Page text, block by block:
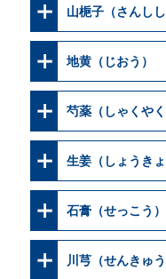
山梔子（さんしし
地黄（じおう）
芍薬（しゃくやく
生姜（しょうきょ
石膏（せっこう）
川芎（せんきゅう